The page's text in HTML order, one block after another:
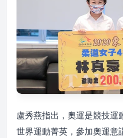
盧秀燕指出，奧運是競技運
世界運動菁英，參加奧運意